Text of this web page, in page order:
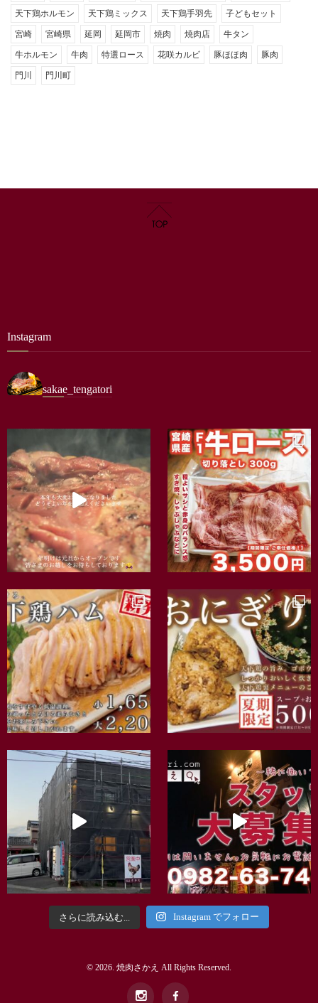
天下鶏ホルモン 天下鶏ミックス 天下鶏手羽先 子どもセット
宮崎 宮崎県 延岡 延岡市 焼肉 焼肉店 牛タン
牛ホルモン 牛肉 特選ロース 花咲カルビ 豚ほほ肉 豚肉
門川 門川町
Instagram
sakae_tengatori
さらに読み込む... Instagram でフォロー
© 2026. 焼肉さかえ All Rights Reserved.